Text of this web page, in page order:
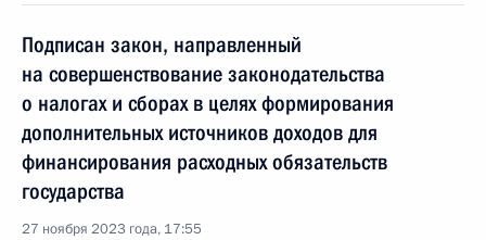
Подписан закон, направленный
на совершенствование законодательства
о налогах и сборах в целях формирования
дополнительных источников доходов для
финансирования расходных обязательств
государства
27 ноября 2023 года, 17:55